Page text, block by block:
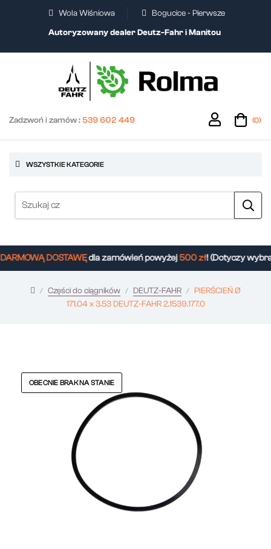
Wola Wiśniowa
Bogucice - Pierwsze
Autoryzowany dealer Deutz-Fahr i Manitou
Zadzwoń i zamów :539 602 449 (0)
WSZYSTKIE KATEGORIE
DOSTAWĘdla zamówień powyżej500 zł! (Dotyczy
Części do ciągników DEUTZ-FAHR
PIERŚCIEŃ Ø
171.04 x 3.53 DEUTZ-FAHR 2.1539.177.0
OBECNIE BRAK NA STANIE